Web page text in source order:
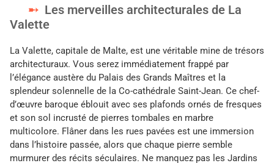
Les merveilles architecturales de La
Valette
La Valette, capitale de Malte, est une véritable mine de trésors
architecturaux. Vous serez immédiatement frappé par
l’élégance austère du Palais des Grands Maîtres et la
splendeur solennelle de la Co-cathédrale Saint-Jean. Ce chef-
d’œuvre baroque éblouit avec ses plafonds ornés de fresques
et son sol incrusté de pierres tombales en marbre
multicolore. Flâner dans les rues pavées est une immersion
dans l’histoire passée, alors que chaque pierre semble
murmurer des récits séculaires. Ne manquez pas les Jardins